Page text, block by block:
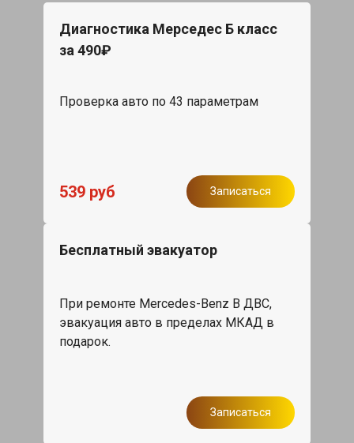
Диагностика Мерседес Б класс
за 490₽
Проверка авто по 43 параметрам
539 руб Записаться
Бесплатный эвакуатор
При ремонте Mercedes-Benz B ДВС,
эвакуация авто в пределах МКАД в
подарок.
Записаться